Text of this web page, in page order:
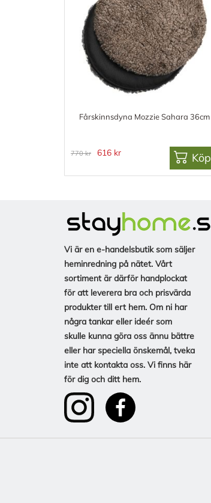
Fårskinnsdyna Mozzie Sahara 36cm
770 kr 616 kr Köp
Vi är en e-handelsbutik som säljer
heminredning på nätet. Vårt
sortiment är därför handplockat
för att leverera bra och prisvärda
produkter till ert hem. Om ni har
några tankar eller ideér som
skulle kunna göra oss ännu bättre
eller har speciella önskemål, tveka
inte att kontakta oss. Vi finns här
för dig och ditt hem.